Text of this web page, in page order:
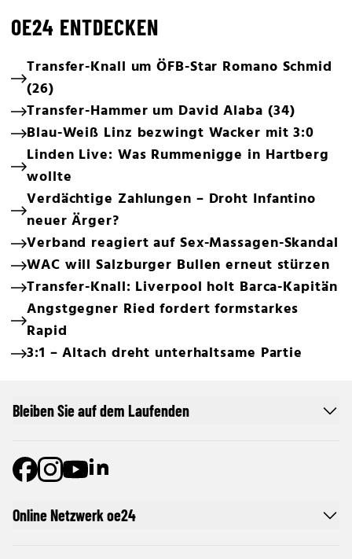
OE24 ENTDECKEN
Transfer-Knall um ÖFB-Star Romano Schmid
(26)
Transfer-Hammer um David Alaba (34)
Blau-Weiß Linz bezwingt Wacker mit 3:0
Linden Live: Was Rummenigge in Hartberg
wollte
Verdächtige Zahlungen – Droht Infantino
neuer Ärger?
Verband reagiert auf Sex-Massagen-Skandal
WAC will Salzburger Bullen erneut stürzen
Transfer-Knall: Liverpool holt Barca-Kapitän
Angstgegner Ried fordert formstarkes
Rapid
3:1 – Altach dreht unterhaltsame Partie
Online Netzwerk oe24
Bleiben Sie auf dem Laufenden